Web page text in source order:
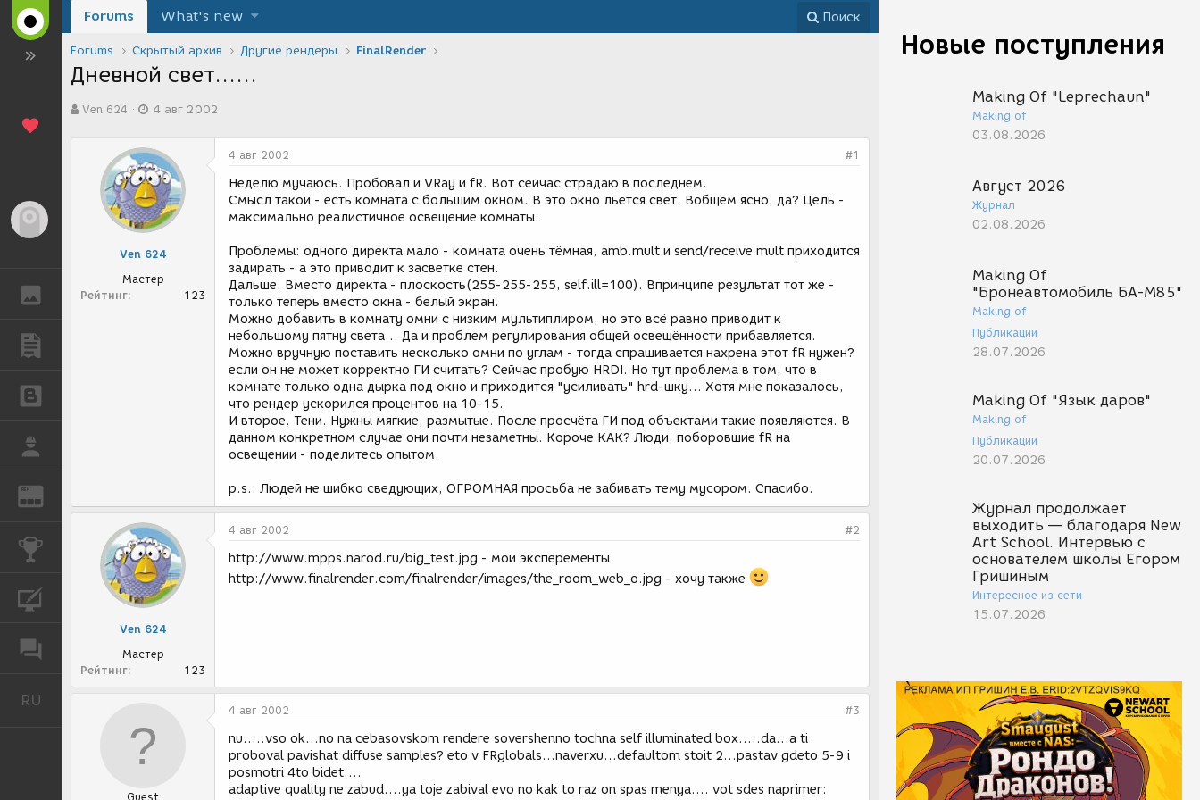
ГАЛЕРЕЯ
REN
КОНКУРСЫ
RU
Новые поступления
Making Of "Leprechaun"
Making of
03.08.2026
Август 2026
Журнал
02.08.2026
Making Of
"Бронеавтомобиль БА-М85"
Making of
Публикации
28.07.2026
Making Of "Язык даров"
Making of
Публикации
20.07.2026
Журнал продолжает
выходить — благодаря New
Art School. Интервью с
основателем школы Егором
Гришиным
Интересное из сети
15.07.2026
Forums What's new Поиск
Forums Скрытый архив Другие рендеры FinalRender
Дневной свет......
в
Ven 624
а
а
с
о
з
д
а
и
я
4 авг 2002
Ven 624
Мастер
Рейтинг
123
4 авг 2002 #1
Неделю мучаюсь. Пробовал и VRay и fR. Вот сейчас страдаю в последнем.
Смысл такой - есть комната с большим окном. В это окно льётся свет. Вобщем ясно, да? Цель -
максимально реалистичное освещение комнаты.
Проблемы: одного директа мало - комната очень тёмная, amb.mult и send/receive mult приходится
задирать - а это приводит к засветке стен.
Дальше. Вместо директа - плоскость(255-255-255, self.ill=100). Впринципе результат тот же -
только теперь вместо окна - белый экран.
Можно добавить в комнату омни с низким мультиплиром, но это всё равно приводит к
небольшому пятну света... Да и проблем регулирования общей освещённости прибавляется.
Можно вручную поставить несколько омни по углам - тогда спрашивается нахрена этот fR нужен?
если он не может корректно ГИ считать? Сейчас пробую HRDI. Но тут проблема в том, что в
комнате только одна дырка под окно и приходится "усиливать" hrd-шку... Хотя мне показалось,
что рендер ускорился процентов на 10-15.
И второе. Тени. Нужны мягкие, размытые. После просчёта ГИ под объектами такие появляются. В
данном конкретном случае они почти незаметны. Короче КАК? Люди, поборовшие fR на
освещении - поделитесь опытом.
p.s.: Людей не шибко сведующих, ОГРОМНАЯ просьба не забивать тему мусором. Спасибо.
Ven 624
Мастер
Рейтинг
123
4 авг 2002 #2
http://www.mpps.narod.ru/big_test.jpg - мои эксперементы
http://www.finalrender.com/finalrender/images/the_room_web_o.jpg - хочу также
Guest
4 авг 2002 #3
nu.....vso ok...no na cebasovskom rendere sovershenno tochna self illuminated box.....da...a ti
proboval pavishat diffuse samples? eto v FRglobals...naverxu...defaultom stoit 2...pastav gdeto 5-9 i
posmotri 4to bidet....
adaptive quality ne zabud....ya toje zabival evo no kak to raz on spas menya.... vot sdes naprimer: